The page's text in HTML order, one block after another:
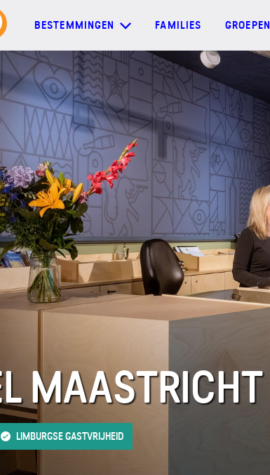
BESTEMMINGEN FAMILIES GROEPEN
MAASTRICHT
LIMBURGSE GASTVRIJHEID